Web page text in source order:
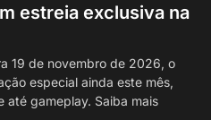
estreia exclusiva na
19 de novembro de 2026, o
especial ainda este mês,
até gameplay. Saiba mais